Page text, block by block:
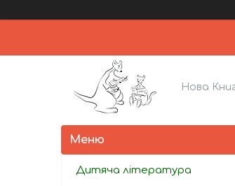
Нова
Дитяча література